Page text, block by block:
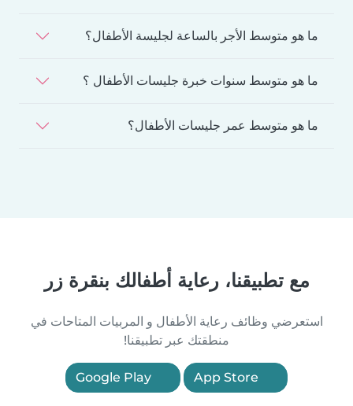
ما هو متوسط الأجر بالساعة لجليسة الأطفال؟
ما هو متوسط سنوات خبرة جليسات الأطفال ؟
ما هو متوسط عمر جليسات الأطفال؟
مع تطبيقنا، رعاية أطفالك بنقرة زر
استعرضي وظائف رعاية الأطفال و المربيات المتاحات في
منطقتك عبر تطبيقنا!